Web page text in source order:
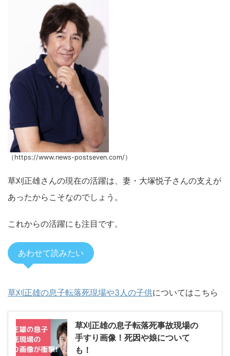
（https://www.news-postseven.com/）
草刈正雄さんの現在の活躍は、妻・大塚悦子さんの支えが
あったからこそなのでしょう。
これからの活躍にも注目です。
あわせて読みたい
草刈正雄の息子転落死現場や3人の子供についてはこちら
草刈正雄の息子転落死事故現場の
手すり画像！死因や娘について
も！